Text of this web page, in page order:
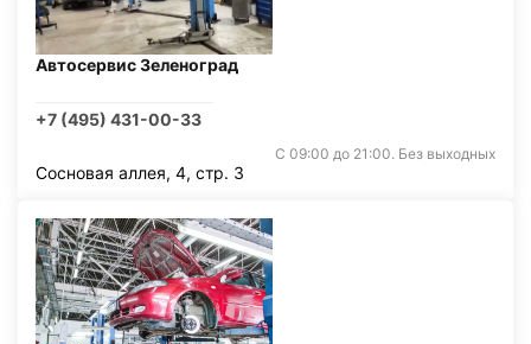
Автосервис Зеленоград
+7 (495) 431-00-33
С 09:00 до 21:00. Без выходных
Сосновая аллея, 4, стр. 3